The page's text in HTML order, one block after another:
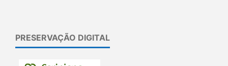
PRESERVAÇÃO DIGITAL